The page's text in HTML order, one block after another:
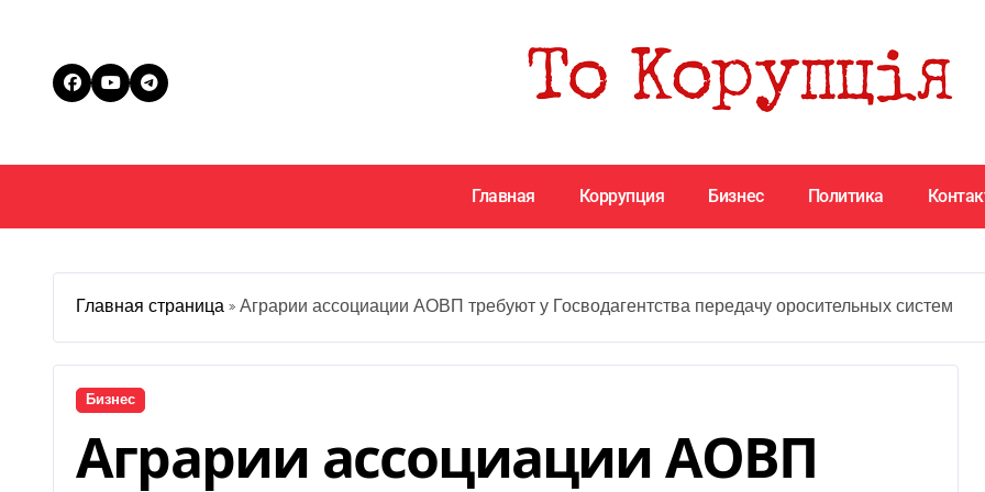
Главная Коррупция Бизнес Политика
Главная страница » Аграрии ассоциации АОВП требуют у Госводагентства передачу оросительных систем
Бизнес
Аграрии ассоциации АОВП